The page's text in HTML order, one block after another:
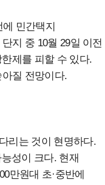
민간택지
지 중 10월 29일 이전
제를 피할 수 있다.
질 전망이다.
리는 것이 현명하다.
성이 크다. 현재
만원대 초·중반에